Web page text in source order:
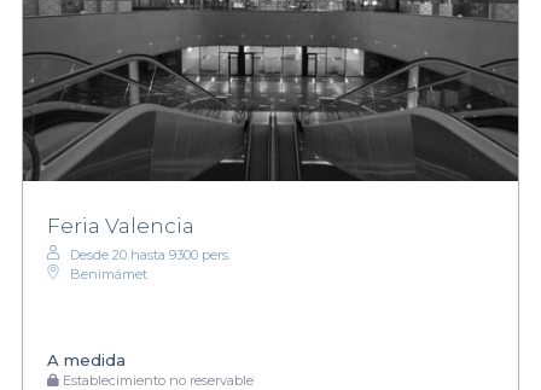
Feria Valencia
Desde 20 hasta 9300 pers.
Benimámet
A medida
Establecimiento no reservable